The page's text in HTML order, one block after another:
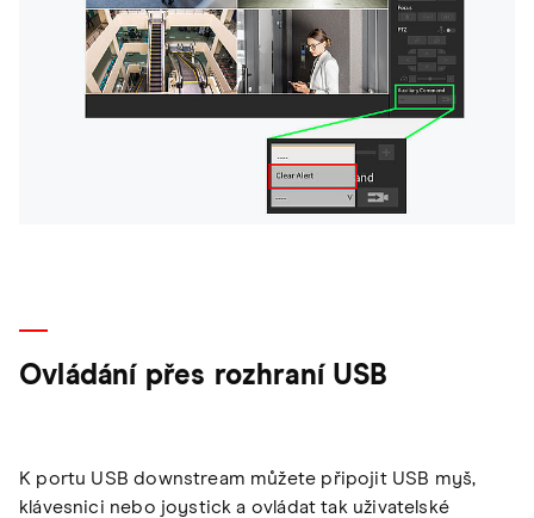
Ovládání přes rozhraní USB
K portu USB downstream můžete připojit USB myš,
klávesnici nebo joystick a ovládat tak uživatelské